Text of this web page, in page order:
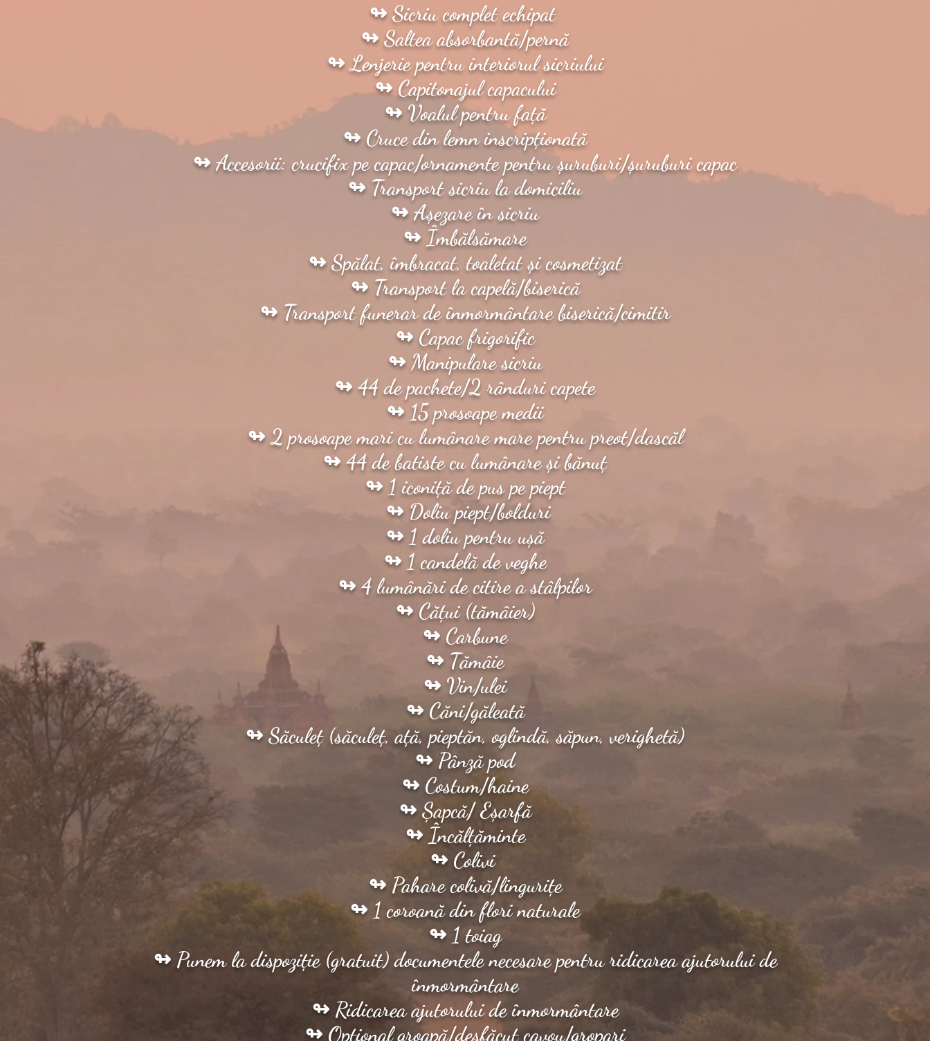
↬ Sicriu complet echipat
↬ Saltea absorbantă/pernă
↬ Lenjerie pentru interiorul sicriului
↬ Capitonajul capacului
↬ Voalul pentru față
↬ Cruce din lemn inscripționată
↬ Accesorii: crucifix pe capac/ornamente pentru șuruburi/șuruburi capac
↬ Transport sicriu la domiciliu
↬ Așezare în sicriu
↬ Îmbălsămare
↬ Spălat, îmbracat, toaletat și cosmetizat
↬ Transport la capelă/biserică
↬ Transport funerar de înmormântare biserică/cimitir
↬ Capac frigorific
↬ Manipulare sicriu
↬ 44 de pachete/2 rânduri capete
↬ 15 prosoape medii
↬ 2 prosoape mari cu lumânare mare pentru preot/dascăl
↬ 44 de batiste cu lumânare și bănuț
↬ 1 iconiță de pus pe piept
↬ Doliu piept/bolduri
↬ 1 doliu pentru ușă
↬ 1 candelă de veghe
↬ 4 lumânări de citire a stâlpilor
↬ Cățui (tămâier)
↬ Carbune
↬ Tămâie
↬ Vin/ulei
↬ Căni/găleată
↬ Săculeț (săculeț, ață, pieptăn, oglindă, săpun, verighetă)
↬ Pânză pod
↬ Costum/haine
↬ Șapcă/ Eșarfă
↬ Încălțăminte
↬ Colivi
↬ Pahare colivă/lingurițe
↬ 1 coroană din flori naturale
↬ 1 toiag
↬ Punem la dispoziție (gratuit) documentele necesare pentru ridicarea ajutorului de
înmormântare
↬ Ridicarea ajutorului de înmormântare
↬ Opțional groapă/desfăcut cavou/gropari